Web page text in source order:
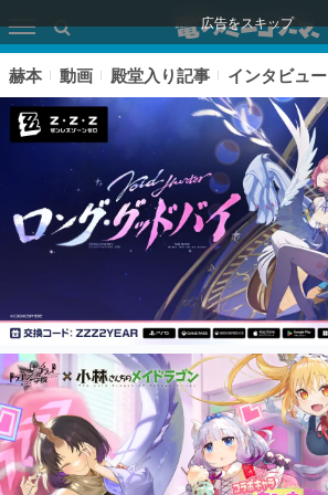
広告をスキップ
ピックアップ
電ファミのいま読まれている記事ランキング
アプリセール情報
赫本 動画 殿堂入り記事 インタビュー